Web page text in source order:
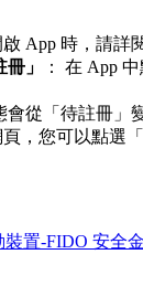
啟 App 時，請詳
」
： 在 App
會從「待註冊
，您可以點選
裝置-FIDO 安全